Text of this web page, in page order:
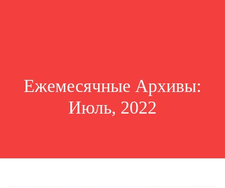
Ежемесячные Архивы:
Июль, 2022